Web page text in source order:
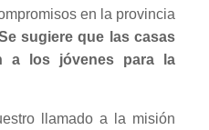
en la provincia
sugiere que las casas
a los jóvenes para la
llamado a la misión